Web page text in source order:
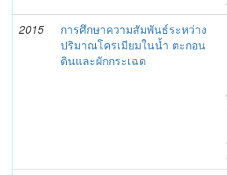
2015
การศึกษาความสัมพันธ์ระหว่าง
ปริมาณโครเมียมในน้ำ ตะกอน
ดินและผักกระเฉด